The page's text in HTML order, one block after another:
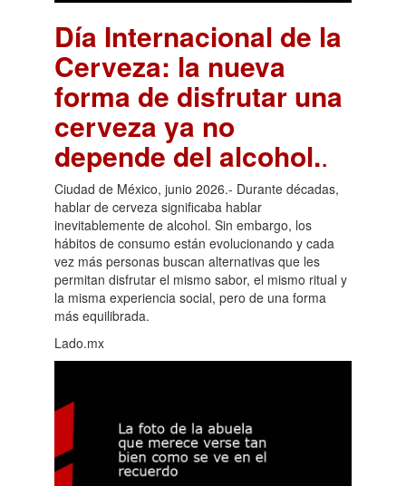
Día Internacional de la
Cerveza: la nueva
forma de disfrutar una
cerveza ya no
depende del alcohol..
Ciudad de México, junio 2026.- Durante décadas,
hablar de cerveza significaba hablar
inevitablemente de alcohol. Sin embargo, los
hábitos de consumo están evolucionando y cada
vez más personas buscan alternativas que les
permitan disfrutar el mismo sabor, el mismo ritual y
la misma experiencia social, pero de una forma
más equilibrada.
Lado.mx